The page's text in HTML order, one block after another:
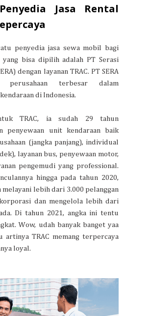
Jasa Rental
penyedia jasa sewa mobil bagi
yang bisa dipilih adalah PT Serasi
dengan layanan TRAC. PT SERA
perusahaan terbesar dalam
di Indonesia.
TRAC, ia sudah 29 tahun
penyewaan unit kendaraan baik
(jangka panjang), individual
layanan bus, penyewaan motor,
pengemudi yang professional.
hingga pada tahun 2020,
melayani lebih dari 3.000 pelanggan
dan mengelola lebih dari
Di tahun 2021, angka ini tentu
Wow, udah banyak banget yaa
artinya TRAC memang terpercaya
loyal.